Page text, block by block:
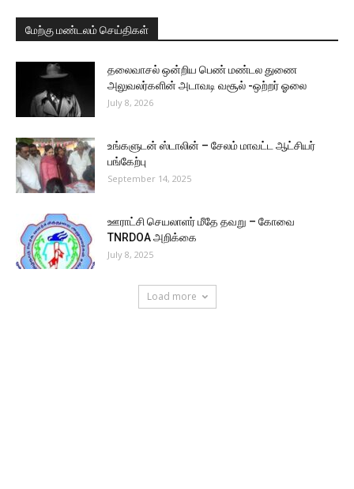
மேற்கு மண்டலம் செய்திகள்
தலைவாசல் ஒன்றிய பெண் மண்டல துணை
அலுவலர்களின் அடாவடி வசூல் -ஒற்றர் ஓலை
July 8, 2026
உங்களுடன் ஸ்டாலின் – சேலம் மாவட்ட ஆட்சியர்
பங்கேற்பு
September 14, 2025
ஊராட்சி செயலாளர் மீதே தவறு – கோவை
TNRDOA அறிக்கை
July 8, 2025
Load more